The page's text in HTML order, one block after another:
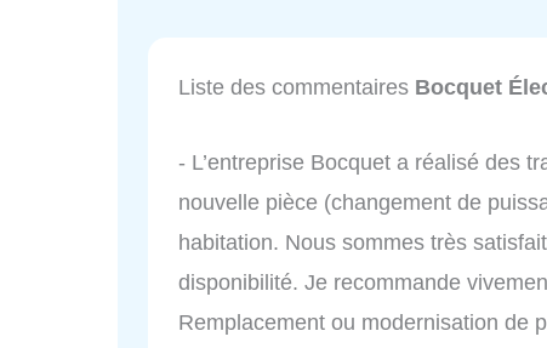
Liste des commentaires Bocquet
- L’entreprise Bocquet a réalisé des
nouvelle pièce (changement de
habitation. Nous sommes très
disponibilité. Je recommande
Remplacement ou modernisation de